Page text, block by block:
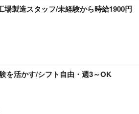
場製造スタッフ/未経験から時給1900円
を活かす/シフト自由・週3～OK